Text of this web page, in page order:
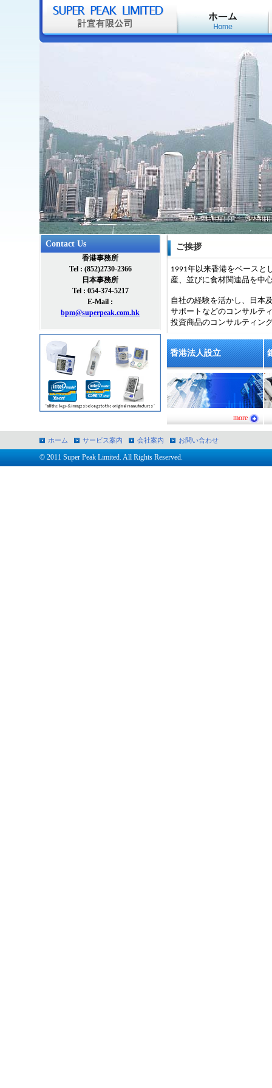
Contact Us
香港事務所
Tel : (852)2730-2366
日本事務所
Tel : 054-374-5217
E-Mail :
bpm@superpeak.com.hk
ご挨拶
1991年以来香港をベースと
産、並びに食材関連品を中
自社の経験を活かし、日本
サポートなどのコンサルテ
投資商品のコンサルティン
香港法人設立
more
ホーム サービス案内 会社案内 お問い合わせ
© 2011 Super Peak Limited. All Rights Reserved.